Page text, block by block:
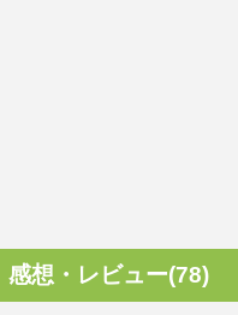
感想・レビュー(78)